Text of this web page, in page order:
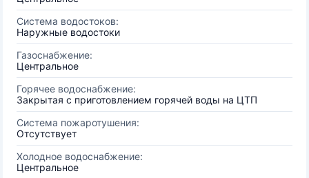
Система водостоков:
Наружные водостоки
Газоснабжение:
Центральное
Горячее водоснабжение:
Закрытая с приготовлением горячей воды на ЦТП
Система пожаротушения:
Отсутствует
Холодное водоснабжение:
Центральное